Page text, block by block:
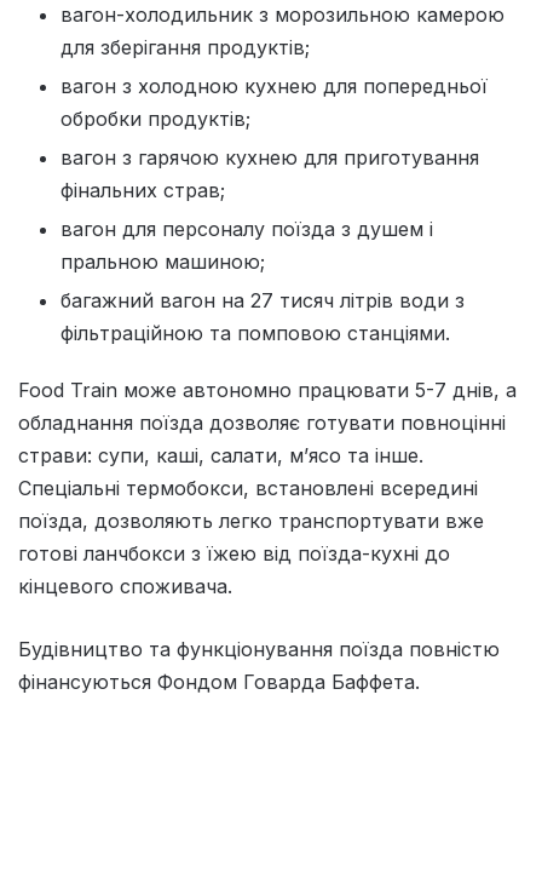
вагон-холодильник з морозильною камерою
для зберігання продуктів;
вагон з холодною кухнею для попередньої
обробки продуктів;
вагон з гарячою кухнею для приготування
фінальних страв;
вагон для персоналу поїзда з душем і
пральною машиною;
багажний вагон на 27 тисяч літрів води з
фільтраційною та помповою станціями.
Food Train може автономно працювати 5-7 днів, а
обладнання поїзда дозволяє готувати повноцінні
страви: супи, каші, салати, мʼясо та інше.
Спеціальні термобокси, встановлені всередині
поїзда, дозволяють легко транспортувати вже
готові ланчбокси з їжею від поїзда-кухні до
кінцевого споживача.⠀
Будівництво та функціонування поїзда повністю
фінансуються Фондом Говарда Баффета.